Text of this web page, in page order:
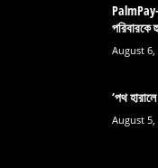
PalmPay-
August 6,
‘পথ
August 5,